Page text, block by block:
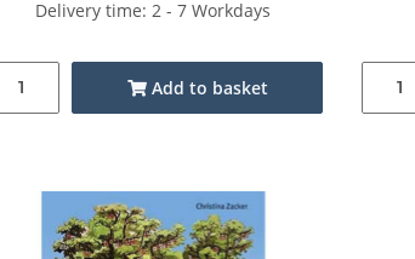
Delivery time: 2 - 7 Workdays
Add to basket